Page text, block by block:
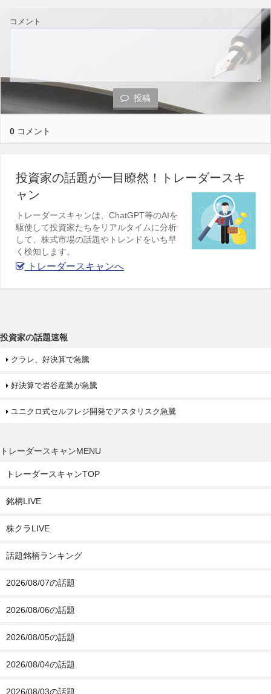
コメント
投稿
0 コメント
投資家の話題が一目瞭然！トレーダースキ
ャン
トレーダースキャンは、ChatGPT等のAIを
駆使して投資家たちをリアルタイムに分析
して、株式市場の話題やトレンドをいち早
く検知します。
トレーダースキャンへ
投資家の話題速報
クラレ、好決算で急騰
好決算で岩谷産業が急騰
ユニクロ式セルフレジ開発でアスタリスク急騰
トレーダースキャンMENU
トレーダースキャンTOP
銘柄LIVE
株クラLIVE
話題銘柄ランキング
2026/08/07の話題
2026/08/06の話題
2026/08/05の話題
2026/08/04の話題
2026/08/03の話題